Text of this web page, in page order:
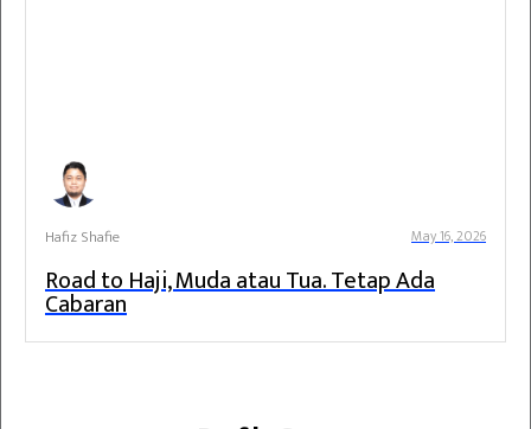
Hafiz Shafie May 16, 2026
Road to Haji, Muda atau Tua. Tetap Ada
Cabaran